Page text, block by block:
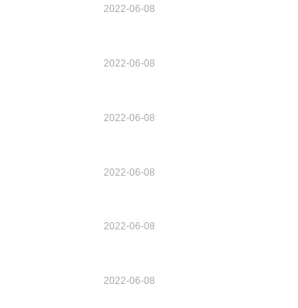
2022-06-08
2022-06-08
2022-06-08
2022-06-08
2022-06-08
2022-06-08